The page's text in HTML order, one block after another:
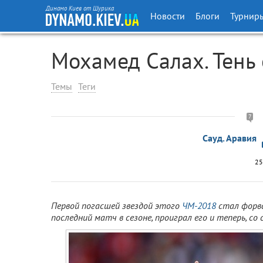
Динамо Киев от Шурика
Новости Блоги
Мохамед Салах. Тень
Темы Теги
7
Сауд. Аравия
Первой погасшей звездой этого ЧМ-2018стал
последний матч в сезоне, проиграл его и теперь,